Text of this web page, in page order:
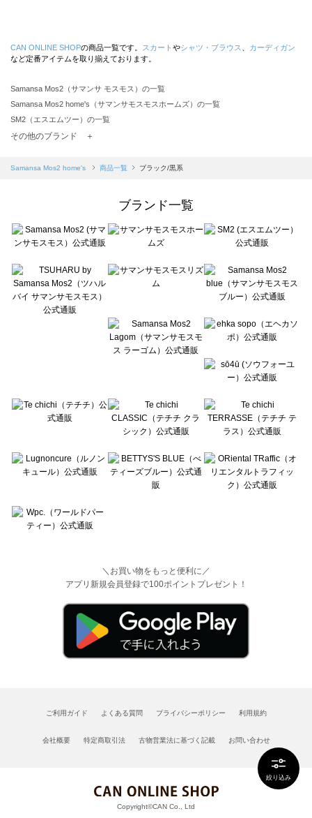
絞り込み
CAN ONLINE SHOPの商品一覧です。 スカート やシャツ・ブラウス
カーディガン
など定番アイテムを取り揃えております。
Samansa Mos2（サマンサ モスモス）の一覧
Samansa Mos2 home's（サマンサモスモスホームズ）の一覧
SM2（エスエムツー）の一覧
TSUHARU by Samansa Mos2（ツハルバイサマンサモスモス）の一覧
Samansa Mos2 blue（サマンサモスモス ブルー）の一覧
Te chichi（テチチ）の一覧
Te chichi CLASSIC（テチチ クラシック）の一覧
Lugnoncure（ルノンキュール）の一覧
BETTY'S BLUE（べティーズブルー）の一覧
Wpc.（ワールドパーティー）の一覧
その他のブランド ＋
Samansa Mos2 home's 商品一覧 ブラック/黒系
ブランド一覧
＼お買い物をもっと便利に／
アプリ新規会員登録で100ポイントプレゼント！
ご利用ガイド よくある質問 プライバシーポリシー 利用規約
会社概要 特定商取引法 古物営業法に基づく記載 お問い合わせ
Copyright©CAN Co., Ltd